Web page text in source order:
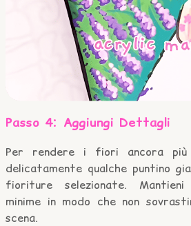
Passo 4: Aggiungi Dettagli
Per rendere i fiori ancora più
delicatamente qualche puntino
fioriture selezionate. Mantieni
minime in modo che non
scena.